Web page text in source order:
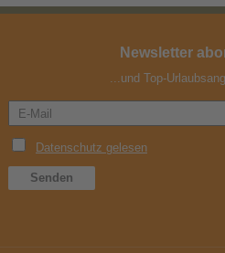
Newsletter
...und Top-